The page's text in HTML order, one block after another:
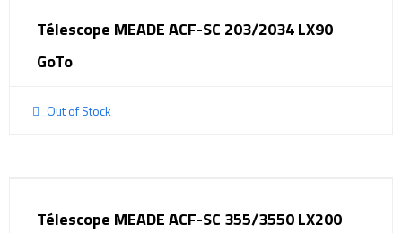
Télescope MEADE ACF-SC 203/2034 LX90
GoTo
Out of Stock
Télescope MEADE ACF-SC 355/3550 LX200